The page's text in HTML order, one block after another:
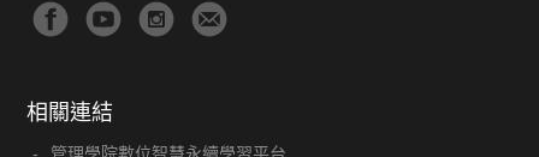
相關連結